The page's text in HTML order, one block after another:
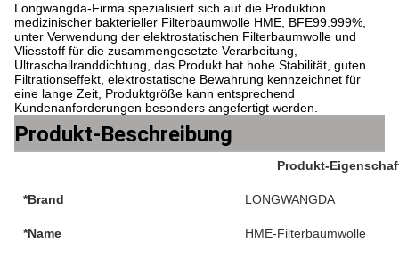
Longwangda-Firma spezialisiert sich auf die Produktion
medizinischer bakterieller Filterbaumwolle HME, BFE99.999%,
unter Verwendung der elektrostatischen Filterbaumwolle und
Vliesstoff für die zusammengesetzte Verarbeitung,
Ultraschallranddichtung, das Produkt hat hohe Stabilität, guten
Filtrationseffekt, elektrostatische Bewahrung kennzeichnet für
eine lange Zeit, Produktgröße kann entsprechend
Kundenanforderungen besonders angefertigt werden.
Produkt-Beschreibung
Produkt-
*Brand LONGWANGDA
*Name HME-Filterbaumwolle